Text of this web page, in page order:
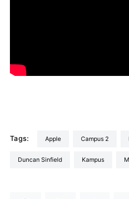
Tags: Apple Campus 2
Duncan Sinfield kampus